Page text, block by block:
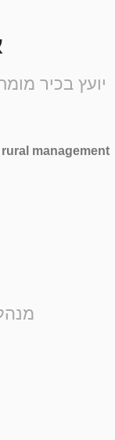
יועץ בכיר
management